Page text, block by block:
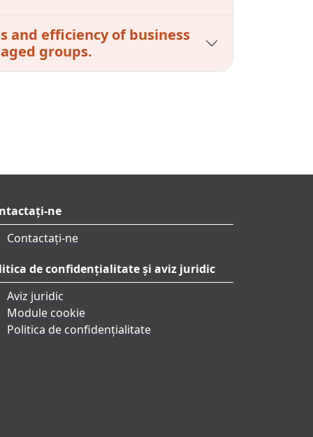
and efficiency of business
groups.
ne
Contactați-ne
de confidențialitate și aviz juridic
Aviz juridic
Module cookie
Politica de confidențialitate